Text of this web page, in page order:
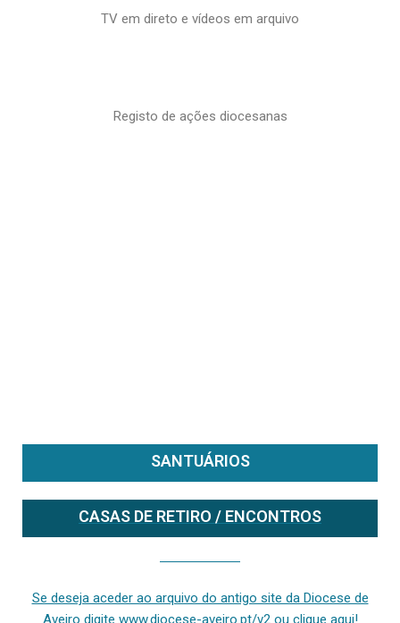
TV em direto e vídeos em arquivo
Registo de ações diocesanas
SANTUÁRIOS
CASAS DE RETIRO / ENCONTROS
Se deseja aceder ao arquivo do antigo site da Diocese de
Aveiro digite www.diocese-aveiro.pt/v2 ou clique aqui!